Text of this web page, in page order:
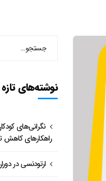
نوشته‌های تازه
نگرانی‌های
راهکارهای
ارتودنسی در